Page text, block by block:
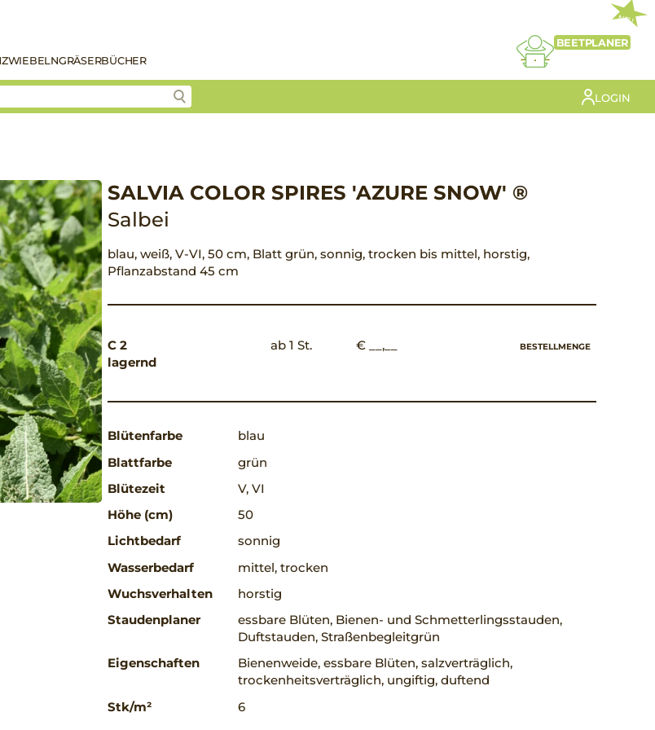
ZWIEBELNGRÄSERBÜCHER
NEU
BEETPLANER
LOGIN
SALVIA COLOR SPIRES 'AZURE SNOW' ®
Salbei
blau, weiß, V-VI, 50 cm, Blatt grün, sonnig, trocken bis mittel, horstig,
Pflanzabstand 45 cm
C 2
lagernd
ab 1 St. € __,__ BESTELLMENGE
Blütenfarbe
blau
Blattfarbe
grün
Blütezeit
V, VI
Höhe (cm)
50
Lichtbedarf
sonnig
Wasserbedarf
mittel, trocken
Wuchsverhalten
horstig
Staudenplaner
essbare Blüten, Bienen- und Schmetterlingsstauden,
Duftstauden, Straßenbegleitgrün
Eigenschaften
Bienenweide, essbare Blüten, salzverträglich,
trockenheitsverträglich, ungiftig, duftend
Stk/m²
6